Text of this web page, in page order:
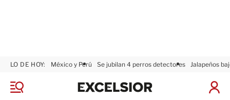
M
LO DE HOY: México y Perú Se jubilan 4 perros detectores Jalapeños
I
x